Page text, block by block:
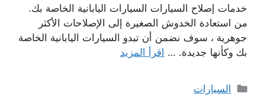
خدمات إصلاح السيارات السيارات اليابانية الخاصة بك.
من استعادة الخدوش الصغيرة إلى الإصلاحات الأكثر
جوهرية ، سوف نضمن أن تبدو السيارات اليابانية الخاصة
بك وكأنها جديدة. … اقرأ المزيد
التصنيفات
السيارات